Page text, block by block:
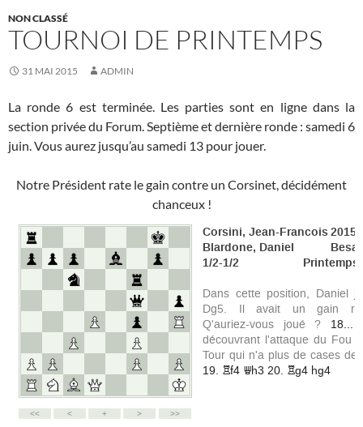
NON CLASSÉ
TOURNOI DE PRINTEMPS
31 MAI 2015 ADMIN
La ronde 6 est terminée. Les parties sont en ligne dans la
section privée du Forum. Septième et dernière ronde : samedi 6
juin. Vous aurez jusqu’au samedi 13 pour jouer.
Notre Président rate le gain contre un Corsinet, décidément
chanceux !